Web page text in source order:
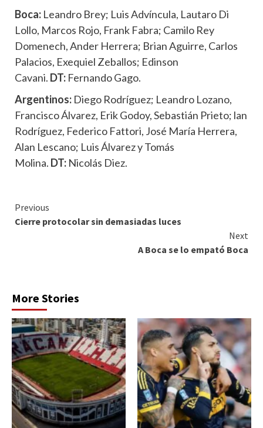
Boca: Leandro Brey; Luis Advíncula, Lautaro Di
Lollo, Marcos Rojo, Frank Fabra; Camilo Rey
Domenech, Ander Herrera; Brian Aguirre, Carlos
Palacios, Exequiel Zeballos; Edinson
Cavani. DT: Fernando Gago.
Argentinos: Diego Rodríguez; Leandro Lozano,
Francisco Álvarez, Erik Godoy, Sebastián Prieto; lan
Rodríguez, Federico Fattori, José María Herrera,
Alan Lescano; Luis Álvarez y Tomás
Molina. DT: Nicolás Diez.
Continue
Reading
Previous
Cierre protocolar sin demasiadas luces
Next
A Boca se lo empató Boca
More Stories